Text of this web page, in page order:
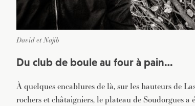
David et Najib
Du club de boule au four à pain…
À quelques encablures de là, sur les hauteurs de
rochers et châtaigniers, le plateau de Soudorgues a